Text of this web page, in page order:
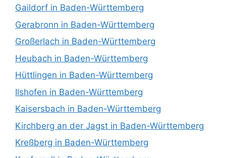
Gaildorf in Baden-Württemberg
Gerabronn in Baden-Württemberg
Großerlach in Baden-Württemberg
Heubach in Baden-Württemberg
Hüttlingen in Baden-Württemberg
Ilshofen in Baden-Württemberg
Kaisersbach in Baden-Württemberg
Kirchberg an der Jagst in Baden-Württemberg
Kreßberg in Baden-Württemberg